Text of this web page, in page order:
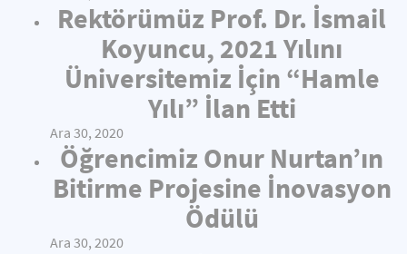
Rektörümüz Prof. Dr. İsmail
Koyuncu, 2021 Yılını
Üniversitemiz İçin “Hamle
Yılı” İlan Etti
Ara 30, 2020
Öğrencimiz Onur Nurtan’ın
Bitirme Projesine İnovasyon
Ödülü
Ara 30, 2020